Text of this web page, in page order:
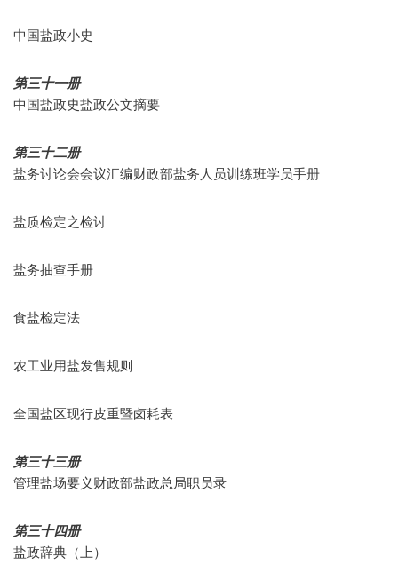
中国盐政小史
第三十一册
中国盐政史盐政公文摘要
第三十二册
盐务讨论会会议汇编财政部盐务人员训练班学员手册
盐质检定之检讨
盐务抽查手册
食盐检定法
农工业用盐发售规则
全国盐区现行皮重暨卤耗表
第三十三册
管理盐场要义财政部盐政总局职员录
第三十四册
盐政辞典（上）